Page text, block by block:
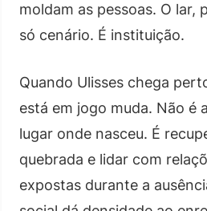
moldam as pessoas. O lar,
só cenário. É instituição.
Quando Ulisses chega
está em jogo muda. Não é
lugar onde nasceu. É
quebrada e lidar com
expostas durante a